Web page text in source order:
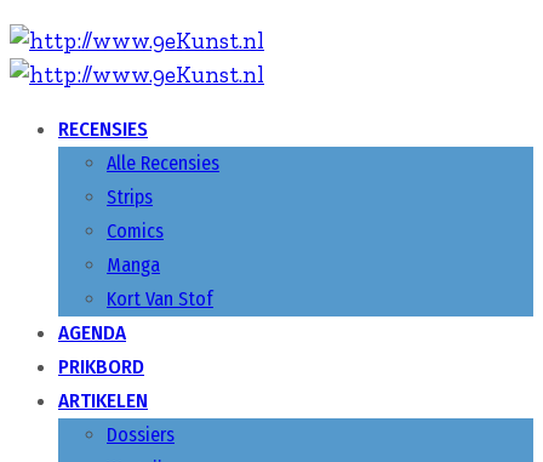
RECENSIES
Alle Recensies
Strips
Comics
Manga
Kort Van Stof
AGENDA
PRIKBORD
ARTIKELEN
Dossiers